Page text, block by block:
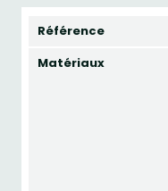
Référence
Matériaux